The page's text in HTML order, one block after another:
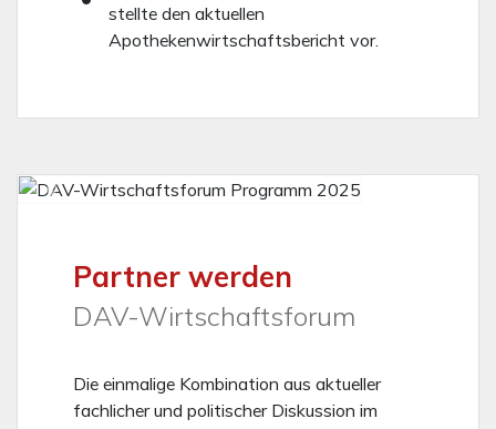
stellte den aktuellen
Apothekenwirtschaftsbericht vor.
Vorheriges
Partner werden
DAV-Wirtschaftsforum
Die einmalige Kombination aus aktueller
fachlicher und politischer Diskussion im